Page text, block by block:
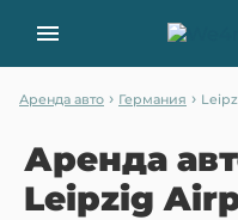
Аренда авто › Германия ›
Аренда
Leipzig